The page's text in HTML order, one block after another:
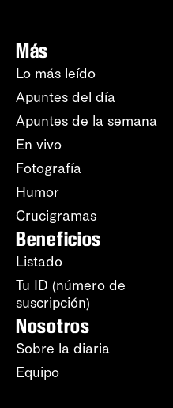
Más
Lo más leído
Apuntes del día
Apuntes de la semana
En vivo
Fotografía
Humor
Crucigramas
Beneficios
Listado
Tu ID (número de
suscripción)
Nosotros
Sobre la diaria
Equipo